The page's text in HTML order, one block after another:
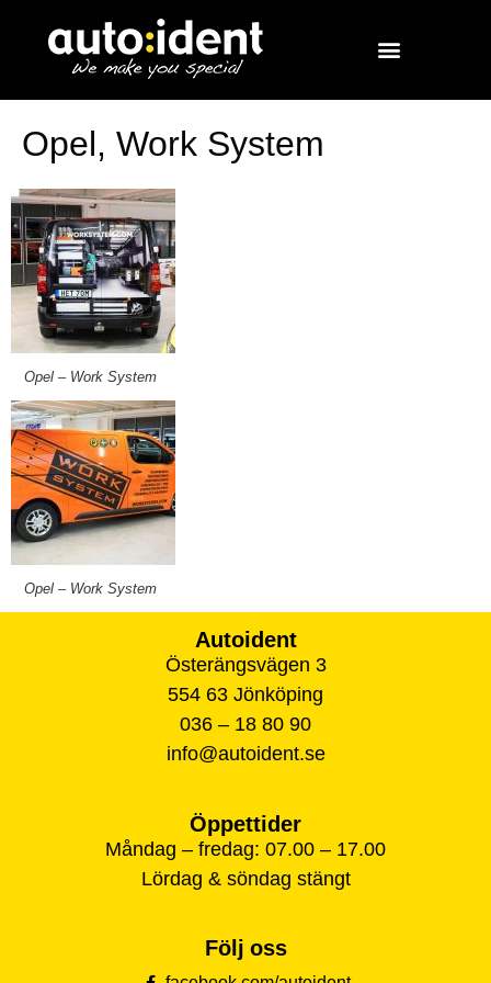
Opel, Work System
Opel – Work System
Opel – Work System
Autoident
Österängsvägen 3
554 63 Jönköping
036 – 18 80 90
info@autoident.se
Öppettider
Måndag – fredag: 07.00 – 17.00
Lördag & söndag stängt
Följ oss